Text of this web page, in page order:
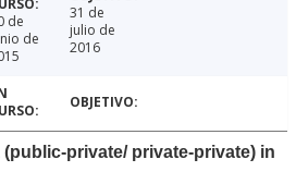
de
de
31 de
julio de
2016
private/ private-private) in